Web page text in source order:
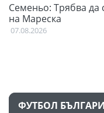
Семеньо: Трябва да
на Мареска
07.08.2026
ФУТБОЛ